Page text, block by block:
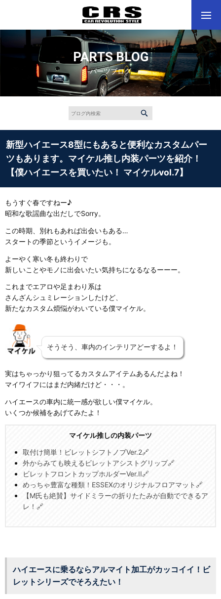
PARTS BLOG
パーツブログ
新型ハイエース8型にもあると便利なカスタムパー
ツもあります。マイケル推し内装パーツを紹介！
【僕ハイエースを買いたい！ マイケルvol.7】
もうすぐ春ですねー♪
昭和な歌謡曲な出だしでSorry。
この時期、別れもあれば出会いもある…
スタートの季節というイメージも。
よーやく寒い冬も終わりで
新しいことやモノに出会いたい気持ちになるなるーーー。
これまでエアロや足まわり系は
さんざんシュミレーションしたけど、
新たなカスタム煩悩がわいている僕マイケル。
そうそう、車内のインテリアどーするよ！
実はちゃっかり狙ってるカスタムアイテムあるんだよね！
マイワイフにはまだ内緒だけど・・・。
ハイエースの車内に統一感が欲しい僕マイケル。
いくつか候補をあげてみたよ！
マイケル推しの内装パーツ
取付け簡単！ビレットシフトノブVer.2🔗
外からみても映えるビレットアシストグリップ🔗
ビレットフロントカップホルダーVer.II🔗
めっちゃ豊富な種類！ESSEXのオリジナルフロアマット🔗
【M氏も絶賛】サイドミラーの折りたたみが自動でできるア
レ！🔗
ハイエースに乗るならアルマイト加工がカッコイイ！ビ
レットシリーズでそろえたい！